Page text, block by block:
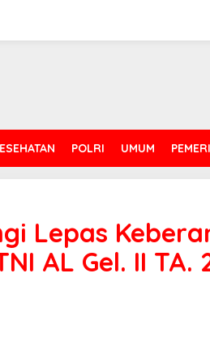
POLRI UMUM
Lepas
AL Gel. II TA.